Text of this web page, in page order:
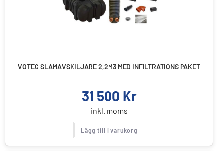
VOTEC SLAMAVSKILJARE 2,2M3 MED INFILTRATIONS PAKET
31 500 Kr
inkl. moms
Lägg till i varukorg